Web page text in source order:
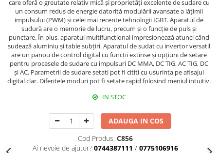
Echipamente de protectie
Lichide, sprayuri sudura
Mese de sudura
Pachete aparate sudura
Sarma sudura, baghete TIG,
electrozi sudura
Sarma sudura
Taiere sudare oxigaz
Unitati de extragere a fumului
care oferă o greutate relativ mică și proprietăți excelente de sudare cu
un consum redus de energie datorită modulării avansate a lățimii
impulsului (PWM) și celei mai recente tehnologii IGBT. Aparatul de
sudură are o memorie de lucru, precum și o funcție de puls și
punctare. În plus, aparatul multifunctional impresionează atunci când
sudează aluminiu și table subțiri. Aparatul de sudat cu invertor versatil
are un panou de control digital cu funcții extinse și opțiuni de setare
pentru procesele de sudare cu impulsuri DC MMA, DC TIG, AC TIG, DC
și AC. Parametrii de sudare setati pot fi cititi cu usurinta pe afisajul
digital clar. Diferitele moduri pot fi setate rapid folosind meniul intuitiv.
IN STOC
ADAUGA IN COS
Cod Produs: C856
Ai nevoie de ajutor? 0744387111 / 0775106916